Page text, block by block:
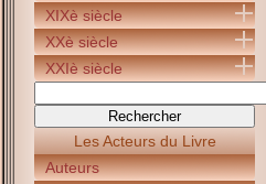
XIXè siècle
XXè siècle
XXIè siècle
Les Acteurs du Livre
Auteurs